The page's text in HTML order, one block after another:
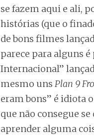
se fazem aqui e ali,
histórias (que o
de bons filmes
parece para alguns
Internacional”
mesmo uns Plan 9
eram bons” é idiota
que não consegue
aprender alguma